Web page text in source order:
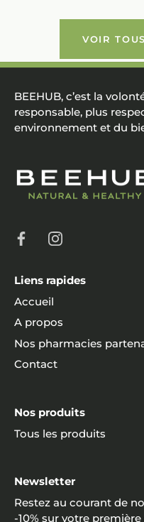
VOIR
BEEHUB, c’est la
responsable, plus
environnement et du
Liens rapides
Accueil
A propos
Nos pharmacies
Contact
Nos produits
Tous les produits
Newsletter
Restez au courant de
-10% sur votre